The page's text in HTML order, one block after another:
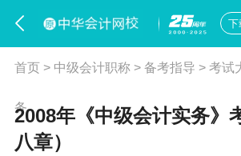
下
首页> 中级会计职称> 备考指导 > 考试
务
2008年《中级会计实务》
八章）